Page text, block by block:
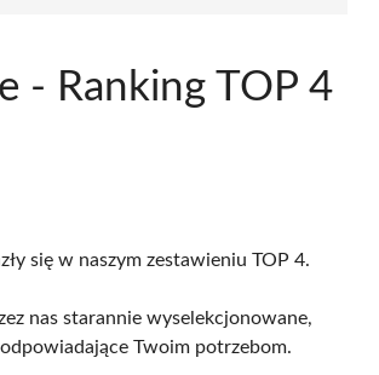
- Ranking TOP 4
się w naszym zestawieniu TOP 4.
nas starannie wyselekcjonowane,
Twoim potrzebom.